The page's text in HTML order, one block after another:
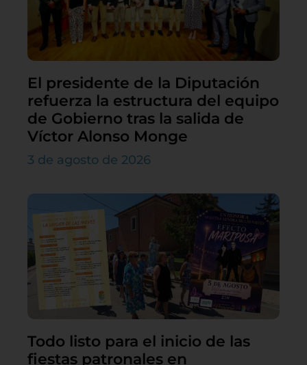
El presidente de la Diputación
refuerza la estructura del equipo
de Gobierno tras la salida de
Víctor Alonso Monge
3 de agosto de 2026
Todo listo para el inicio de las
fiestas patronales en